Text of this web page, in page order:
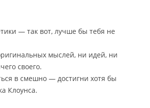
— так вот, лучше бы тебя не
мыслей, ни идей, ни
своего.
в смешно — достигни хотя бы
Клоунса.